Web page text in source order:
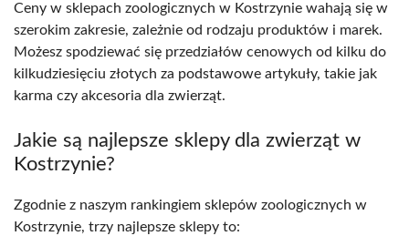
Ceny w sklepach zoologicznych w Kostrzynie wahają się w
szerokim zakresie, zależnie od rodzaju produktów i marek.
Możesz spodziewać się przedziałów cenowych od kilku do
kilkudziesięciu złotych za podstawowe artykuły, takie jak
karma czy akcesoria dla zwierząt.
Jakie są najlepsze sklepy dla zwierząt w
Kostrzynie?
Zgodnie z naszym rankingiem sklepów zoologicznych w
Kostrzynie, trzy najlepsze sklepy to: